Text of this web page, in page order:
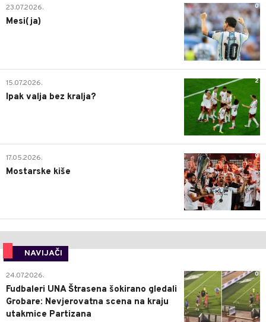
0
23.07.2026.
Mesi(ja)
2
15.07.2026.
Ipak valja bez kralja?
0
17.05.2026.
Mostarske kiše
NAVIJAČI
0
24.07.2026.
Fudbaleri UNA Štrasena šokirano gledali
Grobare: Nevjerovatna scena na kraju
utakmice Partizana